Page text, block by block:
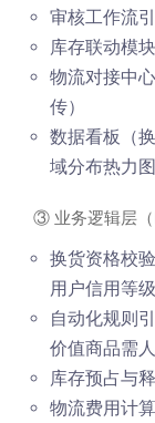
审核工作流
库存联动模
物流对接中
传）
数据看板（
域分布热力图
③ 业务逻辑层（
换货资格校
用户信用等级
自动化规则
价值商品需人
库存预占与
物流费用计